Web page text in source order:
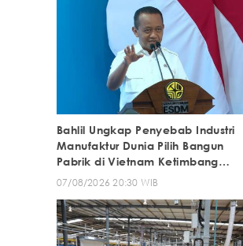
Bahlil Ungkap Penyebab Industri
Manufaktur Dunia Pilih Bangun
Pabrik di Vietnam Ketimbang
Indonesia
07/08/2026 20:30 WIB